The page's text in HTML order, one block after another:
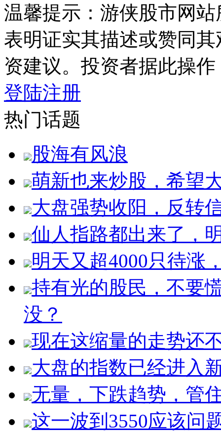
温馨提示：游侠股市网
表明证实其描述或赞同
资建议。投资者据此操
登陆注册
热门话题
股海有风浪
萌新也来炒股，希望
大盘强势收阳，反转
仙人指路都出来了，
明天又超4000只待涨
持有光的股民，不要
没？
现在这缩量的走势还
大盘的指数已经进入
无量，下跌趋势，管
这一波到3550应该问